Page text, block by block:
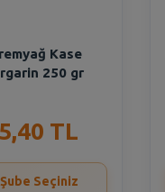
Kase
250 gr
TL
Şube Seçiniz